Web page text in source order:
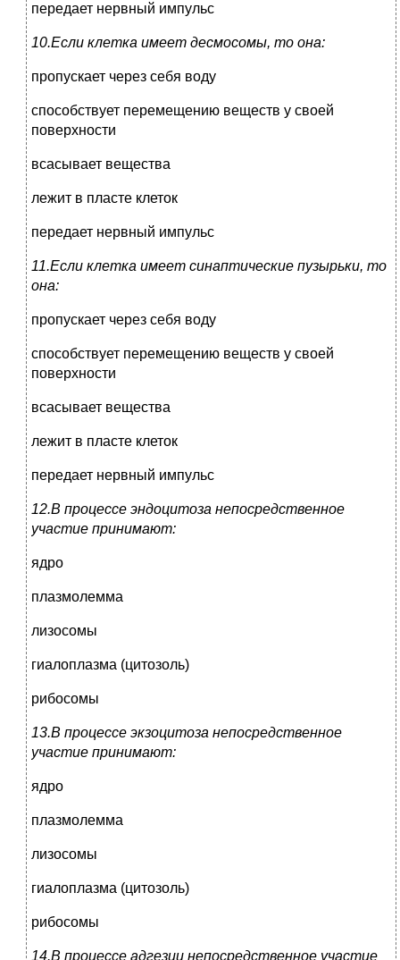
передает нервный импульс
10.Если клетка имеет десмосомы, то она:
пропускает через себя воду
способствует перемещению веществ у своей
поверхности
всасывает вещества
лежит в пласте клеток
передает нервный импульс
11.Если клетка имеет синаптические пузырьки, то
она:
пропускает через себя воду
способствует перемещению веществ у своей
поверхности
всасывает вещества
лежит в пласте клеток
передает нервный импульс
12.В процессе эндоцитоза непосредственное
участие принимают:
ядро
плазмолемма
лизосомы
гиалоплазма (цитозоль)
рибосомы
13.В процессе экзоцитоза непосредственное
участие принимают:
ядро
плазмолемма
лизосомы
гиалоплазма (цитозоль)
рибосомы
14.В процессе адгезии непосредственное участие